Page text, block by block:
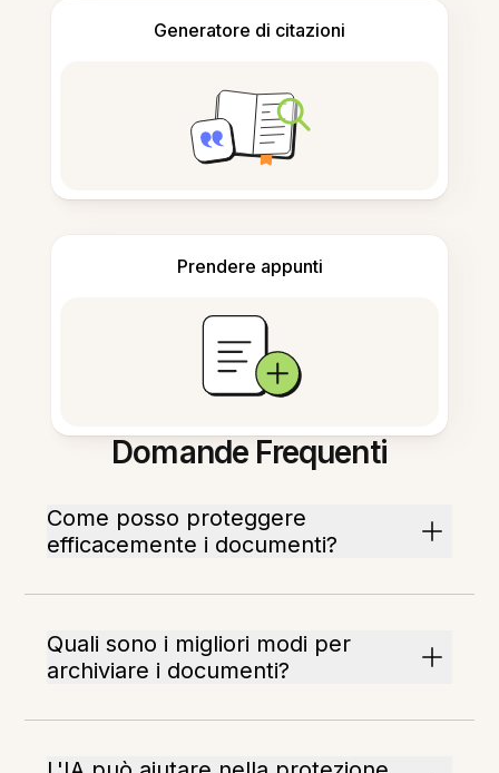
Generatore di citazioni
Prendere appunti
Domande Frequenti
Come posso proteggere
efficacemente i documenti?
Quali sono i migliori modi per
archiviare i documenti?